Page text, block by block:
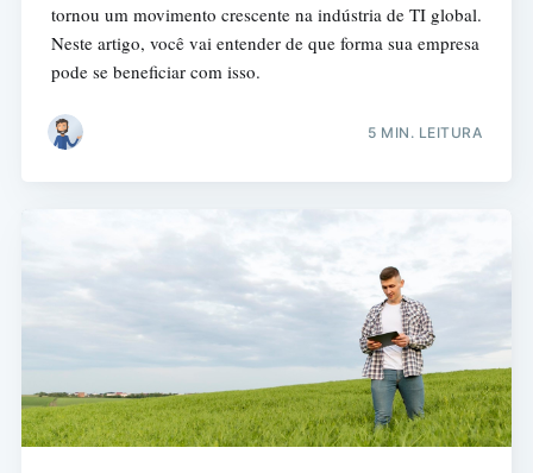
tornou um movimento crescente na indústria de TI global.
Neste artigo, você vai entender de que forma sua empresa
pode se beneficiar com isso.
5 MIN. LEITURA